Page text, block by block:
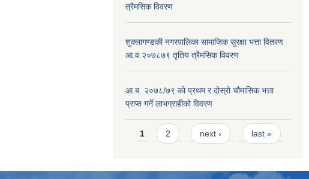
त्रैमसिक विवरण
शुक्लागण्डकी नगरपालिका सामाजिक सुरक्षा भत्ता वितरण
आ.व.२०७८७९ तृतिय त्रैमसिक विवरण
आ.ब. २०७८/७९ को प्रथम र दोस्रो चौमासिक भत्ता
प्राप्त गर्ने लाभग्राहीको विवरण
Pages
1 2 next › last »